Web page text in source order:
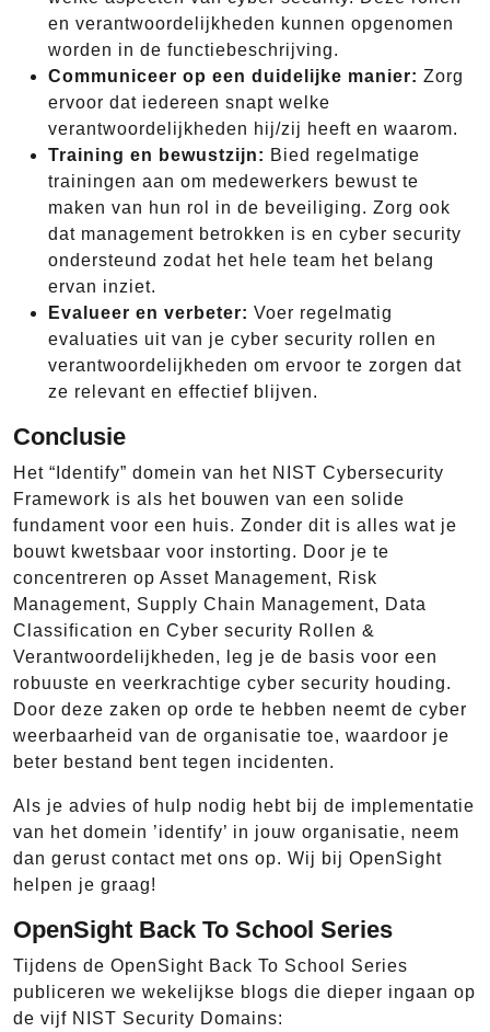
en verantwoordelijkheden kunnen opgenomen
worden in de functiebeschrijving.
Communiceer op een duidelijke manier: Zorg
ervoor dat iedereen snapt welke
verantwoordelijkheden hij/zij heeft en waarom.
Training en bewustzijn: Bied regelmatige
trainingen aan om medewerkers bewust te
maken van hun rol in de beveiliging. Zorg ook
dat management betrokken is en cyber security
ondersteund zodat het hele team het belang
ervan inziet.
Evalueer en verbeter: Voer regelmatig
evaluaties uit van je cyber security rollen en
verantwoordelijkheden om ervoor te zorgen dat
ze relevant en effectief blijven.
Conclusie
Het “Identify” domein van het NIST Cybersecurity
Framework is als het bouwen van een solide
fundament voor een huis. Zonder dit is alles wat je
bouwt kwetsbaar voor instorting. Door je te
concentreren op Asset Management, Risk
Management, Supply Chain Management, Data
Classification en Cyber security Rollen &
Verantwoordelijkheden, leg je de basis voor een
robuuste en veerkrachtige cyber security houding.
Door deze zaken op orde te hebben neemt de cyber
weerbaarheid van de organisatie toe, waardoor je
beter bestand bent tegen incidenten.
Als je advies of hulp nodig hebt bij de implementatie
van het domein ’identify’ in jouw organisatie, neem
dan gerust contact met ons op. Wij bij OpenSight
helpen je graag!
OpenSight Back To School Series
Tijdens de OpenSight Back To School Series
publiceren we wekelijkse blogs die dieper ingaan op
de vijf NIST Security Domains: